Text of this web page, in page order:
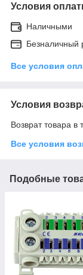
Условия
Наличными
Безналичный
Все условия
Условия
Возврат товара в
Все условия
Подобные